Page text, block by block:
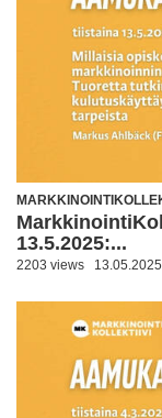
13.5.2025:...
2203 views 13.05.2025